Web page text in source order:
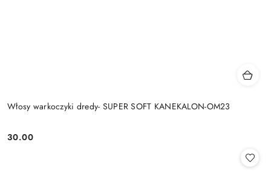
Włosy warkoczyki dredy- SUPER SOFT KANEKALON-OM23
Cena:
30.00